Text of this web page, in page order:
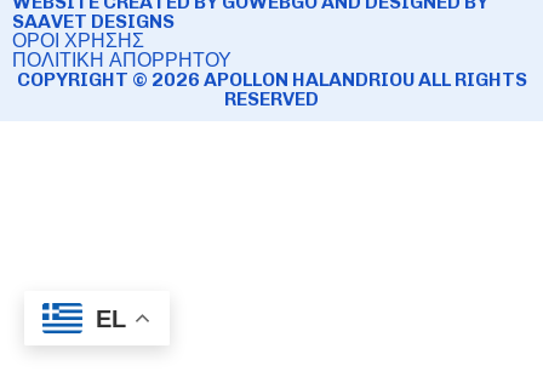
SAAVET DESIGNS
ΟΡΟΙ ΧΡΗΣΗΣ
ΠΟΛΙΤΙΚΗ ΑΠΟΡΡΗΤΟΥ
COPYRIGHT © 2026 APOLLON HALANDRIOU ALL RIGHTS
RESERVED
EL